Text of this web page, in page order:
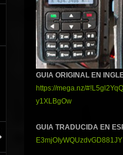
GUIA ORIGINAL EN
https://mega.nz/
y1XLBgOw
GUIA TRADUCIDA EN